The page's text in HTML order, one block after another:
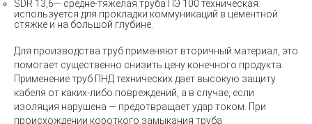
SDR 13,6— средне-тяжелая труба ПЭ 100 техническая:
используется для прокладки коммуникаций в цементной
стяжке и на большой глубине.
Для производства труб применяют вторичный материал, это
помогает существенно снизить цену конечного продукта.
Применениетруб ПНД технических дает высокую защиту
кабеля от каких-либо повреждений, а в случае, если
изоляция нарушена — предотвращает удар током. При
происхождении короткого замыкания труба